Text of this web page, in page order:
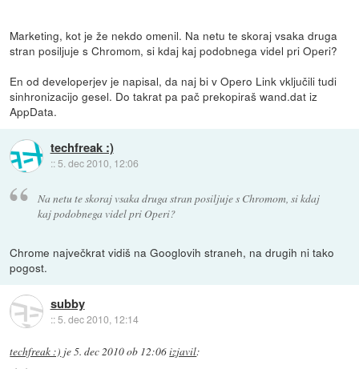
Marketing, kot je že nekdo omenil. Na netu te skoraj vsaka druga
stran posiljuje s Chromom, si kdaj kaj podobnega videl pri Operi?
En od developerjev je napisal, da naj bi v Opero Link vključili tudi
sinhronizacijo gesel. Do takrat pa pač prekopiraš wand.dat iz
AppData.
techfreak :)
:: 5. dec 2010, 12:06
Na netu te skoraj vsaka druga stran posiljuje s Chromom, si kdaj
kaj podobnega videl pri Operi?
Chrome največkrat vidiš na Googlovih straneh, na drugih ni tako
pogost.
subby
::5. dec 2010, 12:14
techfreak :) je5. dec 2010 ob 12:06izjavil: